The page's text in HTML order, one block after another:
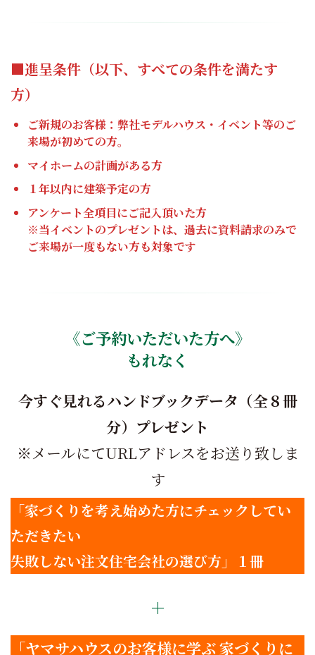
■進呈条件（以下、すべての条件を満たす
方）
ご新規のお客様：弊社モデルハウス・イベント等のご
来場が初めての方。
マイホームの計画がある方
１年以内に建築予定の方
アンケート全項目にご記入頂いた方
※当イベントのプレゼントは、過去に資料請求のみで
ご来場が一度もない方も対象です
《ご予約いただいた方へ》
もれなく
今すぐ見れるハンドブックデータ（全８冊
分） プレゼント
※メールにてURLアドレスをお送り致しま
す
「家づくりを考え始めた方にチェックしてい
ただきたい
失敗しない注文住宅会社の選び方」１冊
＋
「ヤマサハウスのお客様に学ぶ 家づくりに